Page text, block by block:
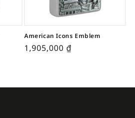
American Icons Emblem
1,905,000 ₫